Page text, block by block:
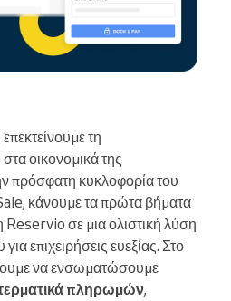
τη
οικονομικά της
πρόσφατη κυκλοφορία του
κάνουμε τα πρώτα βήματα
Reservio σε μια ολιστική λύση
επιχειρήσεις ευεξίας. Στο
να ενσωματώσουμε
πληρωμών,